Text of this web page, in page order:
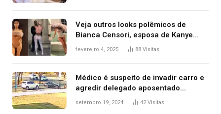
Veja outros looks polêmicos de
Bianca Censori, esposa de Kanye
West que apareceu nua no Grammy
fevereiro 4, 2025 88 Visitas
Médico é suspeito de invadir carro e
agredir delegado aposentado
durante confusão no trânsito
setembro 19, 2024 42Visitas